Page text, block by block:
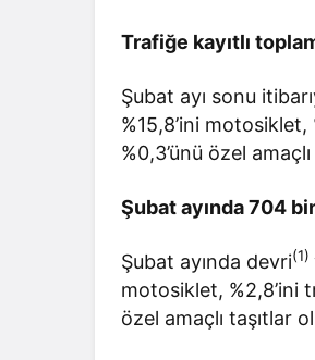
Trafiğe kayıtlı
Şubat ayı sonu
%15,8’ini motosiklet,
%0,3’ünü özel
Şubat ayında 704
Şubat ayında devri(1)
motosiklet, %2,8’ini
özel amaçlı taşıtlar